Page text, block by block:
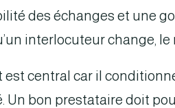
des échanges et une
interlocuteur change, le
est central car il
Un bon prestataire doit